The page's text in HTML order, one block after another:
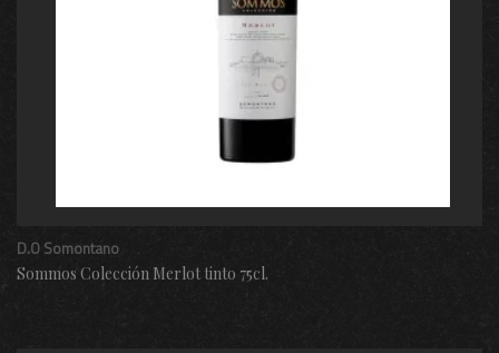
D.O Somontano
Sommos Colección Merlot tinto 75cl.